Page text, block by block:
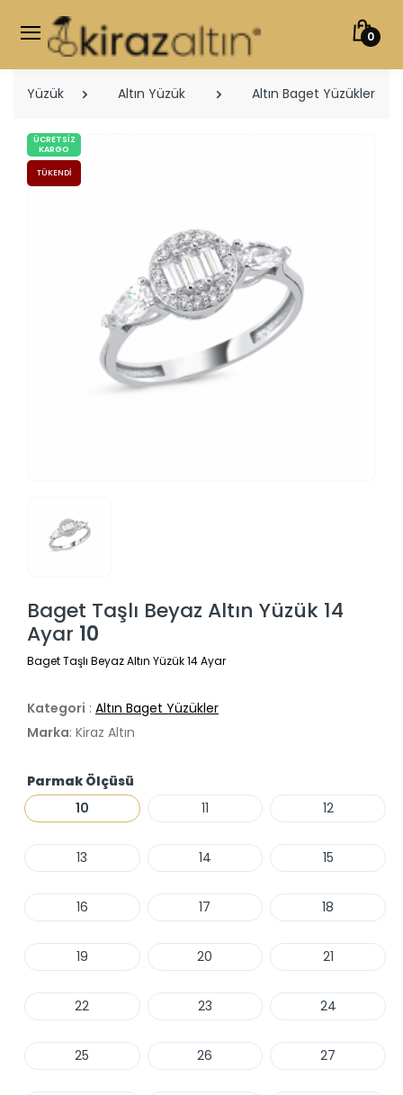
0
Yüzük Altın Yüzük Altın Baget Yüzükler
ÜCRETSIZ
KARGO
TÜKENDI
Baget Taşlı Beyaz Altın Yüzük 14
Ayar 10
Baget Taşlı Beyaz Altın Yüzük 14 Ayar
Kategori : Altın Baget Yüzükler
Marka: Kiraz Altın
Parmak Ölçüsü
10
11 12
13 14 15
16 17 18
19 20 21
22 23 24
25 26 27